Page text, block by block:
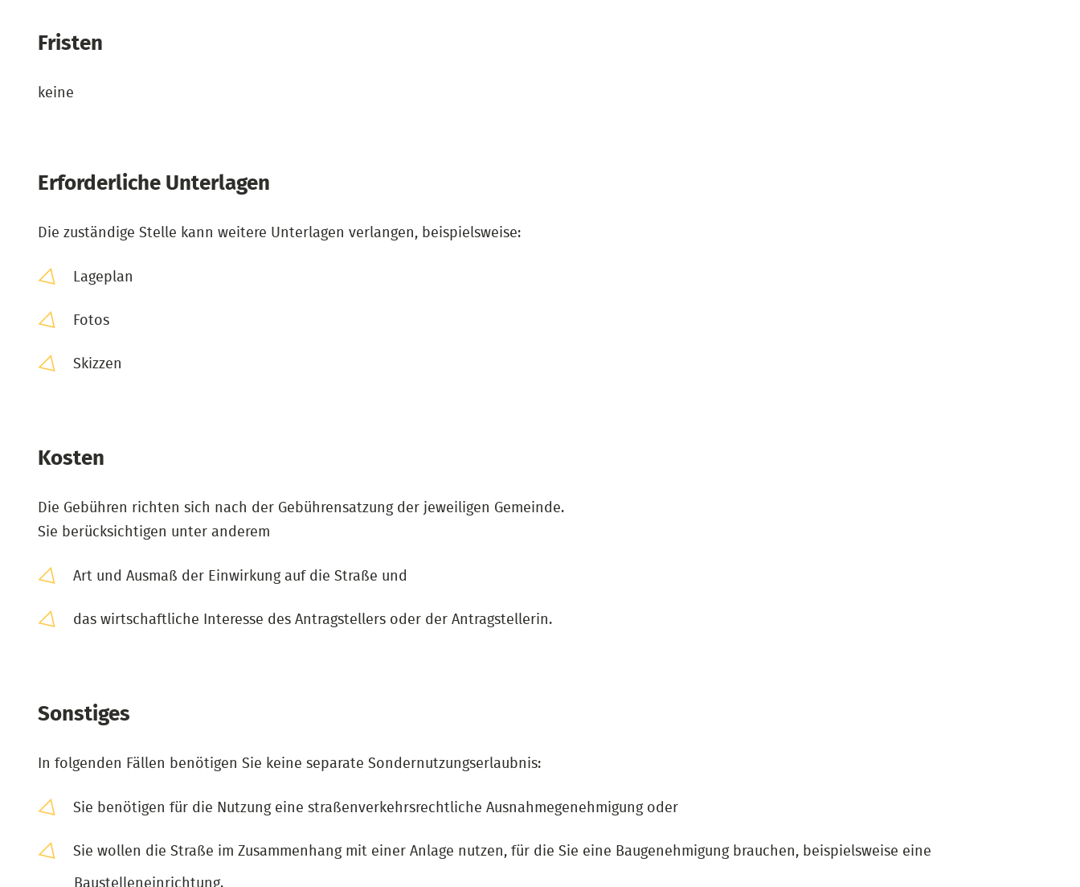
Fristen
keine
Erforderliche Unterlagen
Die zuständige Stelle kann weitere Unterlagen verlangen, beispielsweise:
Lageplan
Fotos
Skizzen
Kosten
Die Gebühren richten sich nach der Gebührensatzung der jeweiligen Gemeinde.
Sie berücksichtigen unter anderem
Art und Ausmaß der Einwirkung auf die Straße und
das wirtschaftliche Interesse des Antragstellers oder der Antragstellerin.
Sonstiges
In folgenden Fällen benötigen Sie keine separate Sondernutzungserlaubnis:
Sie benötigen für die Nutzung eine straßenverkehrsrechtliche Ausnahmegenehmigung oder
Sie wollen die Straße im Zusammenhang mit einer Anlage nutzen, für die Sie eine Baugenehmigung brauchen, beispielsweise eine
Baustelleneinrichtung.